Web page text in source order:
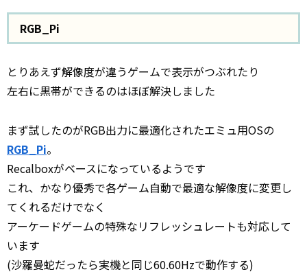
RGB_Pi
とりあえず解像度が違うゲームで表示がつぶれたり
左右に黒帯ができるのはほぼ解決しました
まず試したのがRGB出力に最適化されたエミュ用OSの
RGB_Pi。
Recalboxがベースになっているようです
これ、かなり優秀で各ゲーム自動で最適な解像度に変更し
てくれるだけでなく
アーケードゲームの特殊なリフレッシュレートも対応して
います
(沙羅曼蛇だったら実機と同じ60.60Hzで動作する)